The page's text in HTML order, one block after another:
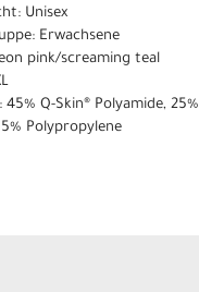
Unisex
Erwachsene
pink/screaming teal
45% Q-Skin® Polyamide, 25%
Polypropylene